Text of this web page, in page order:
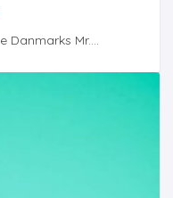
Danmarks Mr....